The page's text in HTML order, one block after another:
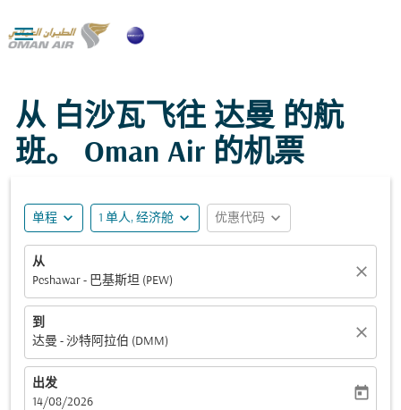

从 白沙瓦飞往 达曼 的航
班。 Oman Air 的机票
单程 expand_more 1 单人, 经济舱 expand_more 优惠代码 expand_more
从
Peshawar - 巴基斯坦 (PEW)
close
到
达曼 - 沙特阿拉伯 (DMM)
close
出发
fc-booking-departure-date-aria-label
14/08/2026
today